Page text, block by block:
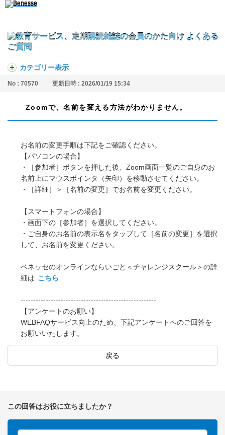
カテゴリー表示
No : 70570 更新日時 : 2026/01/19 15:34
Zoomで、名前を変える方法がわかりません。
お名前の変更手順は下記をご確認ください。
【パソコンの場合】
・［参加者］ボタンを押した後、Zoom画面一覧のご自身のお
名前上にマウスポインタ（矢印）を移動させてください。
・［詳細］＞［名前の変更］でお名前を変更ください。
【スマートフォンの場合】
・画面下の［参加者］を選択してください。
・ご自身のお名前の表示名をタップして［名前の変更］を選択
して、お名前を変更ください。
ベネッセのオンラインならいごと＜チャレンジスクール＞の詳
細は こちら
------------------------------------------------------
【アンケートのお願い】
WEBFAQサービス向上のため、下記アンケートへのご回答を
お願いいたします。
戻る
この回答はお役に立ちましたか？